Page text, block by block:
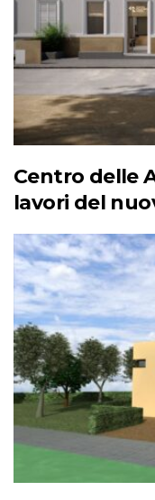
Centro delle
lavori del